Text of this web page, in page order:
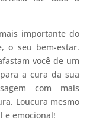
importante do
o seu bem-estar.
você de um
a cura da sua
com mais
Loucura mesmo
e emocional!